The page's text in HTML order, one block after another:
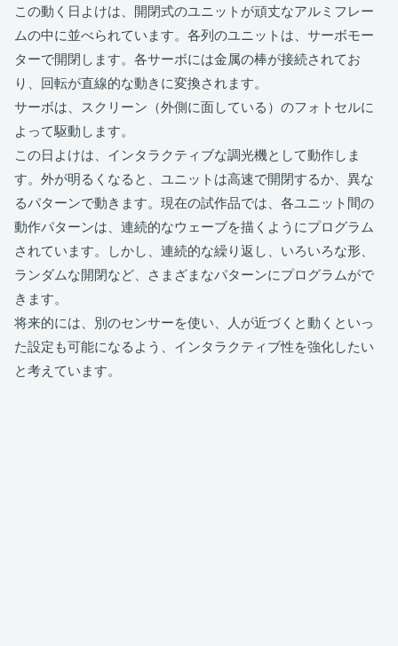
この動く日よけは、開閉式のユニットが頑丈なアルミフレー
ムの中に並べられています。各列のユニットは、サーボモー
ターで開閉します。各サーボには金属の棒が接続されてお
り、回転が直線的な動きに変換されます。
サーボは、スクリーン（外側に面している）のフォトセルに
よって駆動します。
この日よけは、インタラクティブな調光機として動作しま
す。外が明るくなると、ユニットは高速で開閉するか、異な
るパターンで動きます。現在の試作品では、各ユニット間の
動作パターンは、連続的なウェーブを描くようにプログラム
されています。しかし、連続的な繰り返し、いろいろな形、
ランダムな開閉など、さまざまなパターンにプログラムがで
きます。
将来的には、別のセンサーを使い、人が近づくと動くといっ
た設定も可能になるよう、インタラクティブ性を強化したい
と考えています。